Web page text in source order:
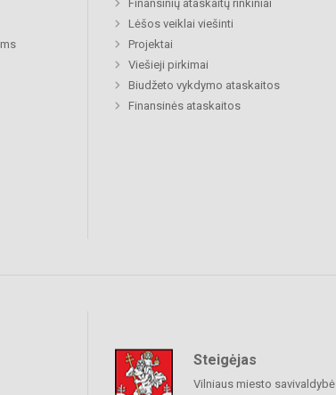
Finansinių ataskaitų rinkiniai
Lėšos veiklai viešinti
Projektai
Viešieji pirkimai
Biudžeto vykdymo ataskaitos
Finansinės ataskaitos
Steigėjas
Vilniaus miesto savivaldybė